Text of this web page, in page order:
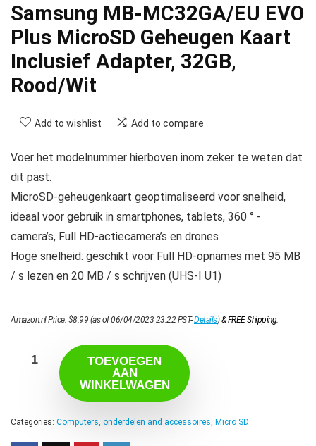
Samsung MB-MC32GA/EU EVO
Plus MicroSD Geheugen Kaart
Inclusief Adapter, 32GB,
Rood/Wit
Add to wishlist Add to compare
Voer het modelnummer hierboven inom zeker te weten dat
dit past.
MicroSD-geheugenkaart geoptimaliseerd voor snelheid,
ideaal voor gebruik in smartphones, tablets, 360 ° -
camera’s, Full HD-actiecamera’s en drones
Hoge snelheid: geschikt voor Full HD-opnames met 95 MB
/ s lezen en 20 MB / s schrijven (UHS-I U1)
Amazon.nl Price:$8.99 (as of 06/04/2023 23:22 PST-Details)&FREE Shipping.
TOEVOEGEN
AAN
WINKELWAGEN
Categories: Computers, onderdelen and accessoires Micro SD